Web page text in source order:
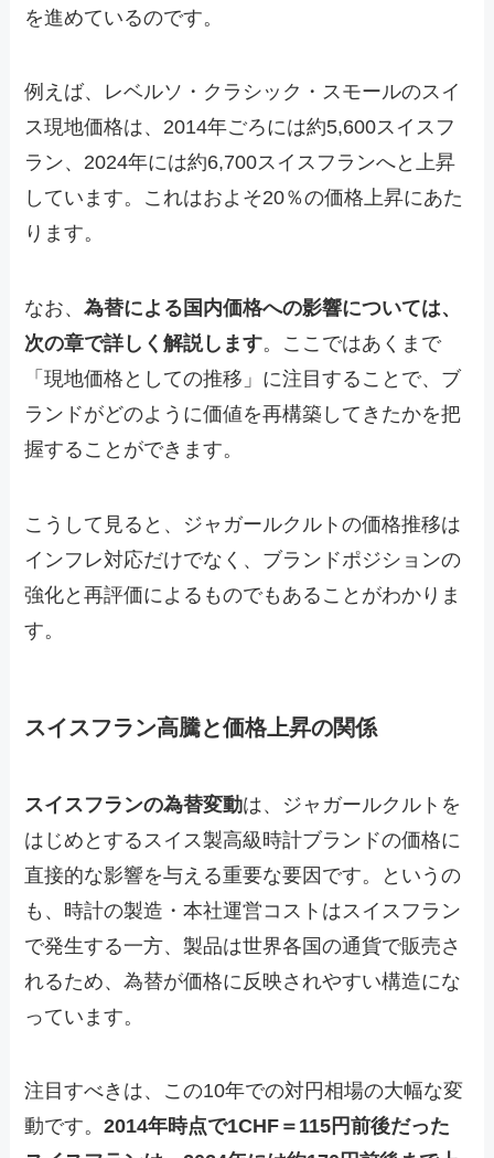
を進めているのです。
例えば、レベルソ・クラシック・スモールのスイ
ス現地価格は、2014年ごろには約5,600スイスフ
ラン、2024年には約6,700スイスフランへと上昇
しています。これはおよそ20％の価格上昇にあた
ります。
なお、為替による国内価格への影響については、
次の章で詳しく解説します。ここではあくまで
「現地価格としての推移」に注目することで、ブ
ランドがどのように価値を再構築してきたかを把
握することができます。
こうして見ると、ジャガールクルトの価格推移は
インフレ対応だけでなく、ブランドポジションの
強化と再評価によるものでもあることがわかりま
す。
スイスフラン高騰と価格上昇の関係
スイスフランの為替変動は、ジャガールクルトを
はじめとするスイス製高級時計ブランドの価格に
直接的な影響を与える重要な要因です。というの
も、時計の製造・本社運営コストはスイスフラン
で発生する一方、製品は世界各国の通貨で販売さ
れるため、為替が価格に反映されやすい構造にな
っています。
注目すべきは、この10年での対円相場の大幅な変
動です。2014年時点で1CHF＝115円前後だった